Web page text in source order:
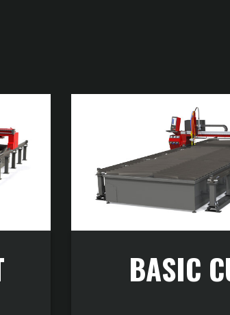
BASIC